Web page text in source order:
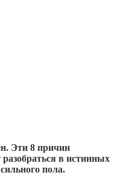
Эти 8 причин
в истинных
пола.